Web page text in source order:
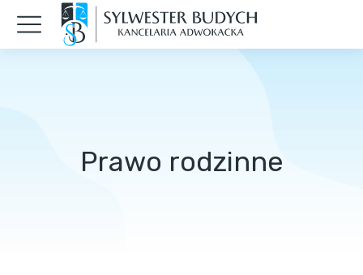
Prawo rodzinne